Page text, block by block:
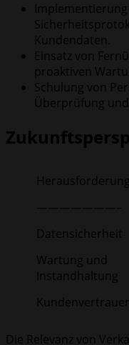
Kundendaten.
Einsatz von
proaktiven
Schulung von
Überprüfung
Herausforderung
———————–
Datensicherheit
Wartung und
Instandhaltung
Die Relevanz von